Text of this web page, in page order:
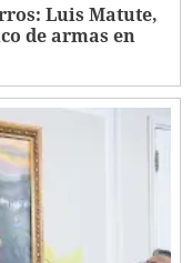
Luis Matute,
de armas en